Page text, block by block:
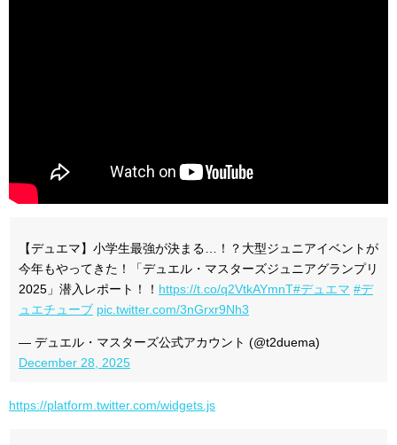
【デュエマ】小学生最強が決まる…！？大型ジュニアイベントが
今年もやってきた！「デュエル・マスターズジュニアグランプリ
2025」潜入レポート！！ https://t.co/q2VtkAYmnT#デュエマ #デ
ュエチューブ pic.twitter.com/3nGrxr9Nh3
— デュエル・マスターズ公式アカウント (@t2duema)
December 28, 2025
https://platform.twitter.com/widgets.js